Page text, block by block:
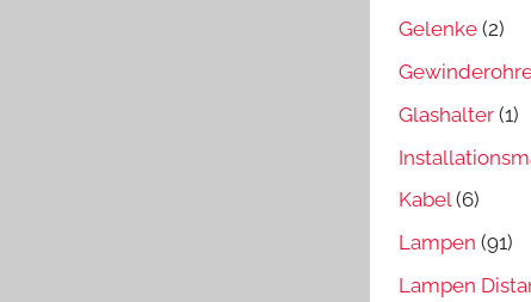
Gelenke (2)
Glashalter (1)
Kabel(6)
Lampen (91)
Lampen